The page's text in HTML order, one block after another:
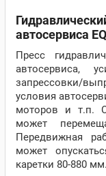
автосервиса
Пресс
автосервиса,
запрессовки/
условия
моторов и т.п.
может
Передвижная
может
каретки 80-880 мм.